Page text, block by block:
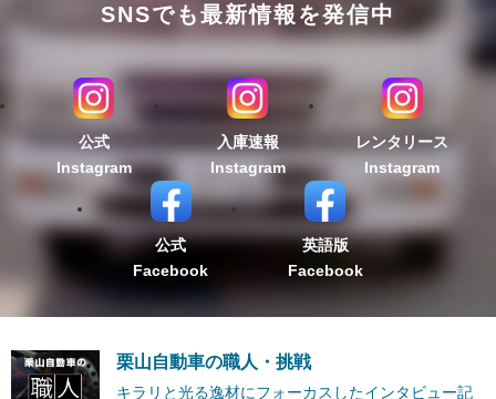
SNSでも最新情報を発信中
公式
Instagram
入庫速報
Instagram
レンタリース
Instagram
公式
Facebook
英語版
Facebook
栗山自動車の職人・挑戦
キラリと光る逸材にフォーカスしたインタビュー記